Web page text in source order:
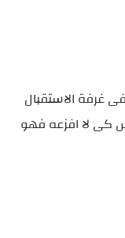
غرفة الاستقبال
كى لا افزعه فهو